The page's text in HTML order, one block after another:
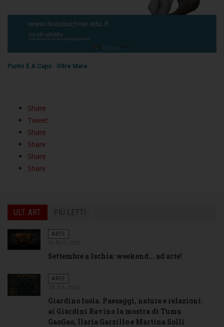
Punto E A Capo Oltre Mare
Share
Tweet
Share
Share
Share
Share
ULT. ART. PIÙ LETTI
ARTE
Settembre a Ischia: weekend... ad arte!
ARTE
Giardino Isola. Paesaggi, nature e relazioni:
ai Giardini Ravino la mostra di Tumu
GaoGao, Ilaria Garzillo e Martina Solli